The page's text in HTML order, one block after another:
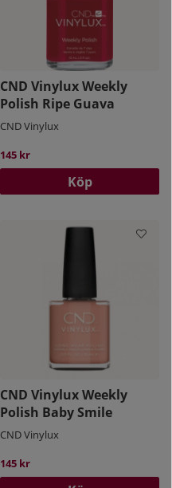
CND Vinylux Weekly
Polish Ripe Guava
CND Vinylux
145 kr
Köp
CND Vinylux Weekly
Polish Baby Smile
CND Vinylux
145 kr